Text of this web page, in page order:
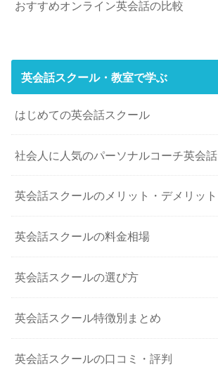
おすすめオンライン英会話の比較
英会話スクール・教室で学ぶ
はじめての英会話スクール
社会人に人気のパーソナルコーチ英会話
英会話スクールのメリット・デメリット
英会話スクールの料金相場
英会話スクールの選び方
英会話スクール特徴別まとめ
英会話スクールの口コミ・評判